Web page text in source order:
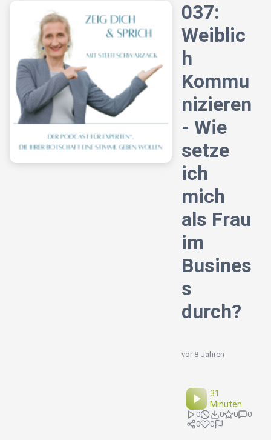
037:
Weiblic
h
Kommu
nizieren
- Wie
setze
ich
mich
als Frau
im
Busines
s
durch?
vor 8 Jahren
31
Minuten
0 0 0
0
0
0